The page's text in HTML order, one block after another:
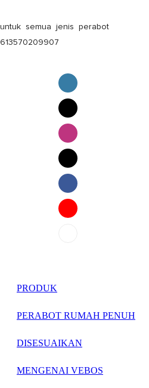
untuk semua jenis perabot
English
Pilipino
ภาษาไทย
français
PRODUK
PERABOT RUMAH PENUH
DISESUAIKAN
MENGENAI VEBOS